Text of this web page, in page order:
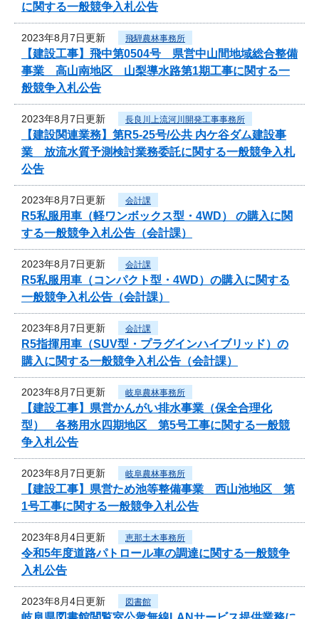
に関する一般競争入札公告
2023年8月7日更新 飛騨農林事務所
【建設工事】飛中第0504号 県営中山間地域総合整備
事業 高山南地区 山梨導水路第1期工事に関する一
般競争入札公告
2023年8月7日更新 長良川上流河川開発工事事務所
【建設関連業務】第R5-25号/公共 内ケ谷ダム建設事
業 放流水質予測検討業務委託に関する一般競争入札
公告
2023年8月7日更新 会計課
R5私服用車（軽ワンボックス型・4WD） の購入に関
する一般競争入札公告（会計課）
2023年8月7日更新 会計課
R5私服用車（コンパクト型・4WD）の購入に関する
一般競争入札公告（会計課）
2023年8月7日更新 会計課
R5指揮用車（SUV型・プラグインハイブリッド）の
購入に関する一般競争入札公告（会計課）
2023年8月7日更新 岐阜農林事務所
【建設工事】県営かんがい排水事業（保全合理化
型） 各務用水四期地区 第5号工事に関する一般競
争入札公告
2023年8月7日更新 岐阜農林事務所
【建設工事】県営ため池等整備事業 西山池地区 第
1号工事に関する一般競争入札公告
2023年8月4日更新 恵那土木事務所
令和5年度道路パトロール車の調達に関する一般競争
入札公告
2023年8月4日更新 図書館